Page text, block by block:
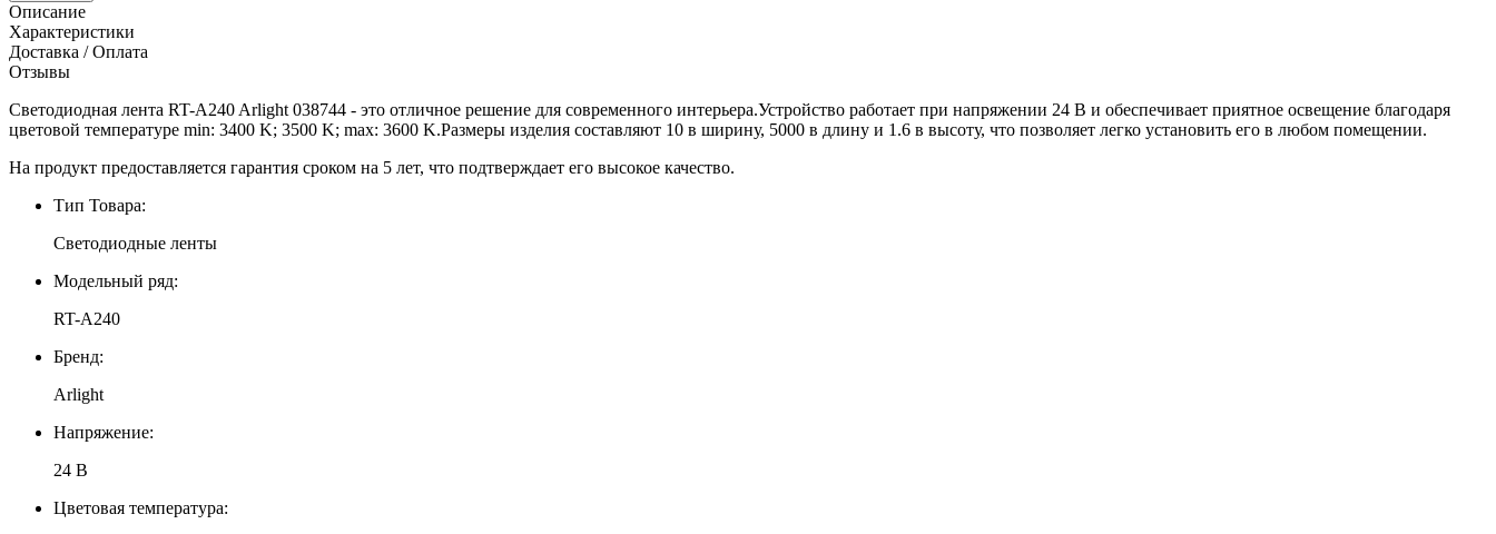
Описание
Характеристики
Доставка / Оплата
Отзывы
Светодиодная лента RT-A240 Arlight 038744 - это отличное решение для современного интерьера.Устройство работает при напряжении 24 В и обеспечивает приятное освещение благодаря
цветовой температуре min: 3400 K; 3500 K; max: 3600 K.Размеры изделия составляют 10 в ширину, 5000 в длину и 1.6 в высоту, что позволяет легко установить его в любом помещении.
На продукт предоставляется гарантия сроком на 5 лет, что подтверждает его высокое качество.
Тип Товара:
Светодиодные ленты
Модельный ряд:
RT-A240
Бренд:
Arlight
Напряжение:
24 В
Цветовая температура: